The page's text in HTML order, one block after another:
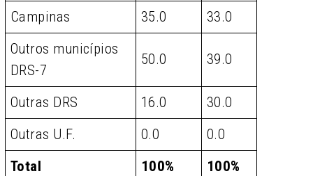
Campinas
35.0
33.0
Outros municípios
DRS-7
50.0 39.0
Outras DRS 16.0
30.0
Outras U.F.
0.0
0.0
Total
100% 100%